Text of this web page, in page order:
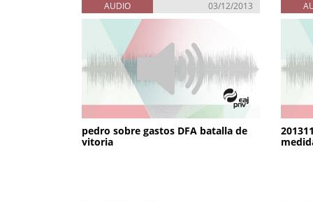
AUDIO 03/12/2013
pedro sobre gastos DFA batalla de
vitoria